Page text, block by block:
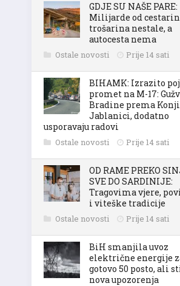
GDJE SU NAŠE PARE:
Milijarde od
trošarina nestale, a
autocesta nema
Ostale novosti Prije 14 sati
BIHAMK: Izrazito
promet na M-17:
Bradine prema
Jablanici, dodatno
usporavaju radovi
Ostale novosti Prije 14 sati
OD RAME PREKO
SVE DO SARDINIJE:
Tragovima vjere,
i viteške tradicije
Ostale novosti Prije 14 sati
BiH smanjila uvoz
električne energije
gotovo 50 posto, ali
nova upozorenja